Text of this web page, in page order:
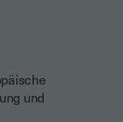
und